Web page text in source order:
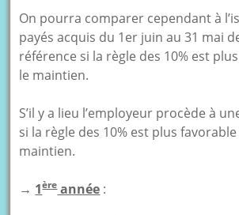
On pourra comparer cependant à
payés acquis du 1er juin au 31 mai
référence si la règle des 10% est
le maintien.
S’il y a lieu l’employeur procède à
si la règle des 10% est plus
maintien.
→ 1èreannée :